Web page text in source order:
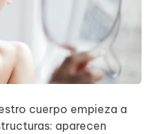
cuerpo empieza a
aparecen